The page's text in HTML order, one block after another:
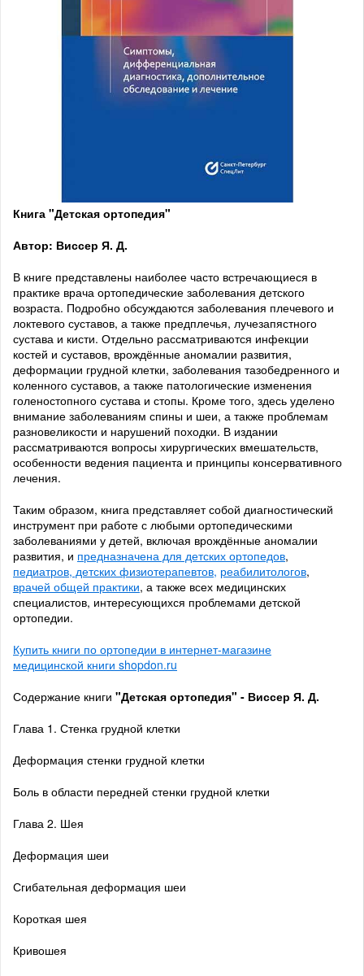
Книга "Детская ортопедия"
Автор: Виссер Я. Д.
В книге представлены наиболее часто встречающиеся в
практике врача ортопедические заболевания детского
возраста. Подробно обсуждаются заболевания плечевого и
локтевого суставов, а также предплечья, лучезапястного
сустава и кисти. Отдельно рассматриваются инфекции
костей и суставов, врождённые аномалии развития,
деформации грудной клетки, заболевания тазобедренного и
коленного суставов, а также патологические изменения
голеностопного сустава и стопы. Кроме того, здесь уделено
внимание заболеваниям спины и шеи, а также проблемам
разновеликости и нарушений походки. В издании
рассматриваются вопросы хирургических вмешательств,
особенности ведения пациента и принципы консервативного
лечения.
Таким образом, книга представляет собой диагностический
инструмент при работе с любыми ортопедическими
заболеваниями у детей, включая врождённые аномалии
развития, и предназначена для детских ортопедов,
педиатров, детских физиотерапевтов, реабилитологов,
врачей общей практики, а также всех медицинских
специалистов, интересующихся проблемами детской
ортопедии.
Купить книги по ортопедии в интернет-магазине
медицинской книги shopdon.ru
Содержание книги "Детская ортопедия" - Виссер Я. Д.
Глава 1. Стенка грудной клетки
Деформация стенки грудной клетки
Боль в области передней стенки грудной клетки
Глава 2. Шея
Деформация шеи
Сгибательная деформация шеи
Короткая шея
Кривошея